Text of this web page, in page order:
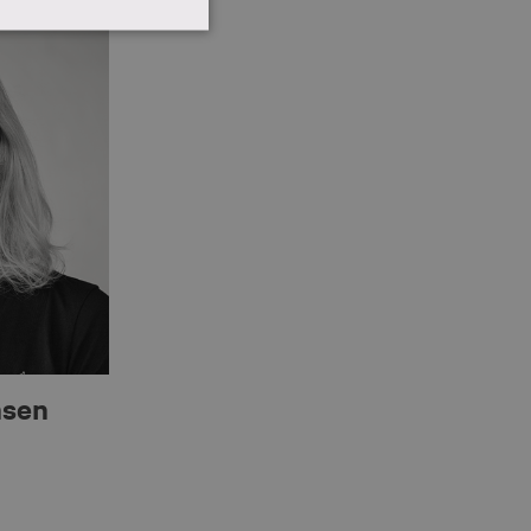
Hjemmesiden
brug
Dette er gavnligt for
hjemmeside.
hjemmeside.
data om
af webstedsoperatøren.